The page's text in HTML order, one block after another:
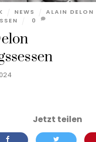
NEWS
ALAIN DELON
0